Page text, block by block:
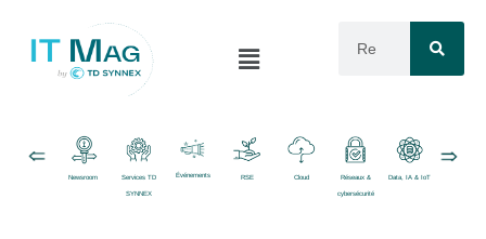
Newsroom Services TD
SYNNEX
Événements RSE Cloud Réseaux &
cybersécurité
Data, IA & IoT